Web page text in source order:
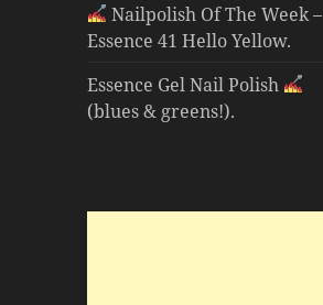
Nailpolish Of The Week –
Essence 41 Hello Yellow.
Essence Gel Nail Polish
(blues & greens!).